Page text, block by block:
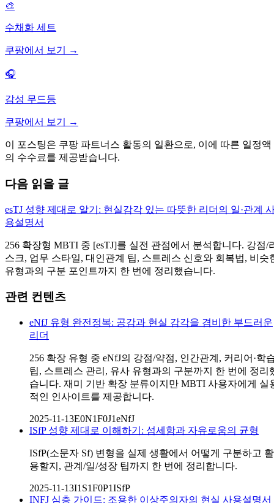
🎨
수채화 세트
쿠팡에서 보기 →
🎧
감성 무드등
쿠팡에서 보기 →
이 포스팅은 쿠팡 파트너스 활동의 일환으로, 이에 따른 일정액
의 수수료를 제공받습니다.
다음 읽을 글
esTJ 성향 제대로 알기: 현실감각 있는 따뜻한 리더의 일·관계
용설명서
256 확장형 MBTI 중 [esTJ]를 실전 관점에서 분석합니다. 강점/
스크, 업무 스타일, 대인관계 팁, 스트레스 신호와 회복법, 비슷
유형과의 구분 포인트까지 한 번에 정리했습니다.
관련 컨텐츠
eNfJ 유형 완전정복: 공감과 현실 감각을 겸비한 부드러운
리더
256 확장 유형 중 eNfJ의 강점/약점, 인간관계, 커리어·학
팁, 스트레스 관리, 유사 유형과의 구분까지 한 번에 정리
습니다. 재미 기반 확장 분류이지만 MBTI 사용자에게 실
적인 인사이트를 제공합니다.
2025-11-13E0N1F0J1eNfJ
ISfP 성향 제대로 이해하기: 섬세함과 자유로움의 균형
ISfP(소문자 Sf) 변형을 실제 생활에서 어떻게 구분하고 활
용할지, 관계/일/성장 팁까지 한 번에 정리합니다.
2025-11-13I1S1F0P1ISfP
INFJ 심층 가이드: 조용한 이상주의자의 현실 사용설명서